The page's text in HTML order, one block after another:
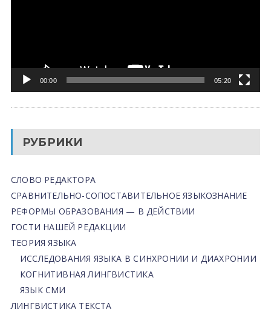
00:00 05:20
РУБРИКИ
СЛОВО РЕДАКТОРА
СРАВНИТЕЛЬНО-СОПОСТАВИТЕЛЬНОЕ ЯЗЫКОЗНАНИЕ
РЕФОРМЫ ОБРАЗОВАНИЯ — В ДЕЙСТВИИ
ГОСТИ НАШЕЙ РЕДАКЦИИ
ТЕОРИЯ ЯЗЫКА
ИССЛЕДОВАНИЯ ЯЗЫКА В СИНХРОНИИ И ДИАХРОНИИ
КОГНИТИВНАЯ ЛИНГВИСТИКА
ЯЗЫК СМИ
ЛИНГВИСТИКА ТЕКСТА